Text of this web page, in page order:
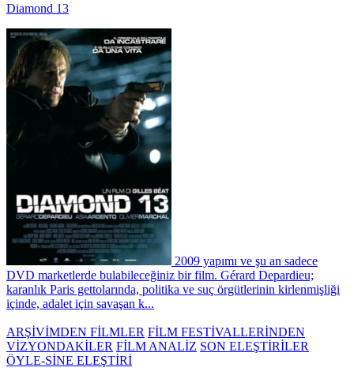
Diamond 13
2009 yapımı ve şu an sadece
DVD marketlerde bulabileceğiniz bir film. Gérard Depardieu;
karanlık Paris gettolarında, politika ve suç örgütlerinin kirlenmişliği
içinde, adalet için savaşan k...
ARŞİVİMDEN FİLMLER FİLM FESTİVALLERİNDEN
VİZYONDAKİLER FİLM ANALİZ SON ELEŞTİRİLER
ÖYLE-SİNE ELEŞTİRİ